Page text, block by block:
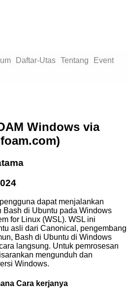
Daftar-Utas Tentang
Event
Windows via
dapat menjalankan
Bash di Ubuntu pada Windows
for Linux (WSL). WSL ini
asli dari Canonical, pengembang
Bash di Ubuntu di Windows
langsung. Untuk pemrosesan
mengunduh dan
Windows.
Cara kerjanya